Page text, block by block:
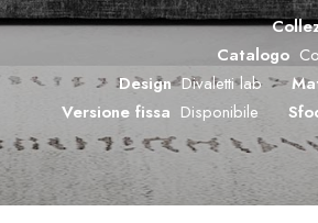
Catalogo
Design Divaletti lab
Versione fissa Disponibile